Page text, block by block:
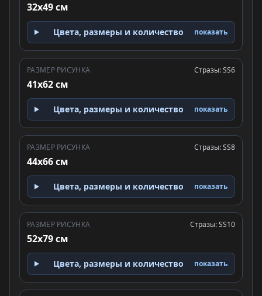
32x49 см
Цвета, размеры и количество показать
РАЗМЕР РИСУНКА
41x62 см
Стразы: SS6
Цвета, размеры и количество показать
РАЗМЕР РИСУНКА
44x66 см
Стразы: SS8
Цвета, размеры и количество показать
РАЗМЕР РИСУНКА
52x79 см
Стразы: SS10
Цвета, размеры и количество показать